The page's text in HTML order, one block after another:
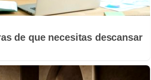
de que necesitas descansar